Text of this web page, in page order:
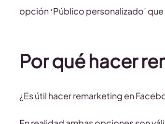
opción ‘Público personalizado’
Por qué hacer
¿Es útil hacer remarketing en